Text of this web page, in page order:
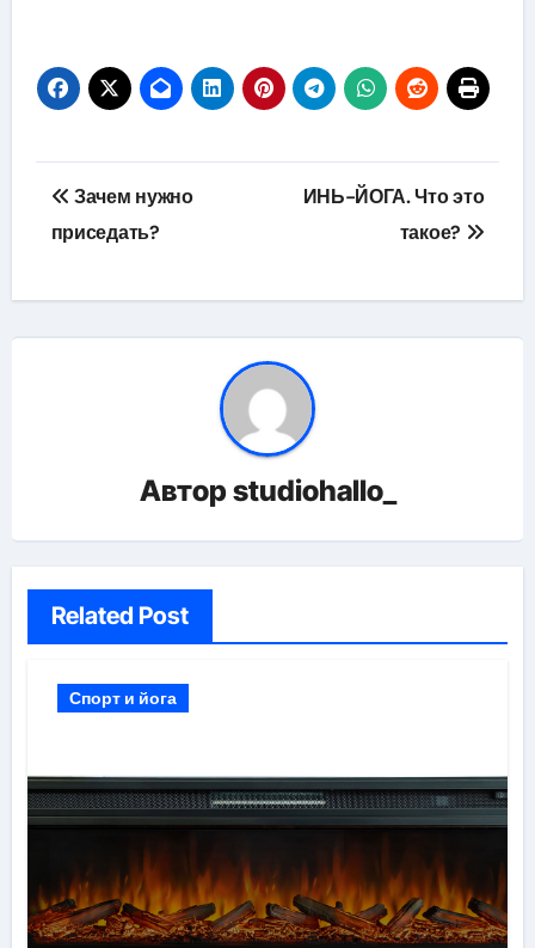
Навигация
по
Зачем нужно
приседать?
ИНЬ-ЙОГА. Что это
такое?
Авторstudiohallo_
Related Post
Спорт и йога